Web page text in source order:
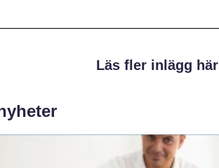
Läs fler inlägg här